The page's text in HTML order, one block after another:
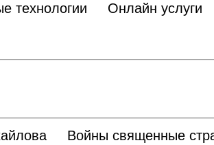
технологии Онлайн услуги
Войны священные